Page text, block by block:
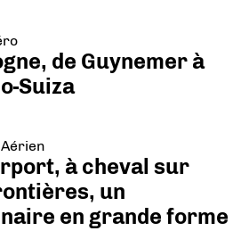
de Guynemer à
Suiza
à cheval sur
un
en grande forme